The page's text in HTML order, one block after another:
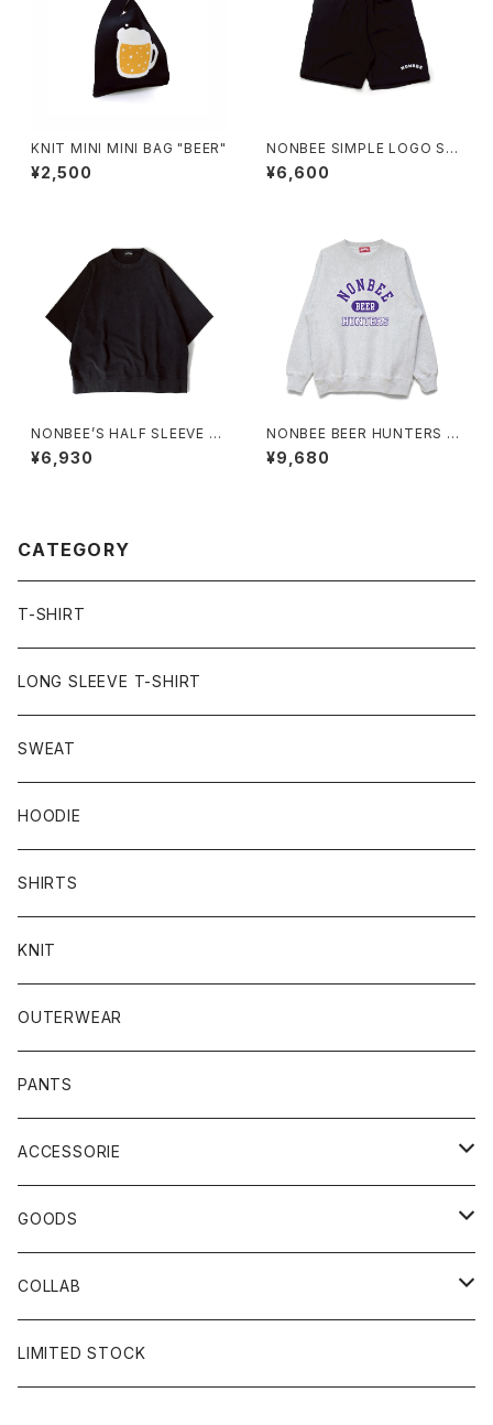
KNIT MINI MINI BAG "BEER"
¥2,500
NONBEE SIMPLE LOGO SW
¥6,600
NONBEE’S HALF SLEEVE “S
WEATee” pigment-black
¥6,930
NONBEE BEER HUNTERS S
WEAT ash-gray/purple
¥9,680
CATEGORY
T-SHIRT
LONG SLEEVE T-SHIRT
SWEAT
HOODIE
SHIRTS
KNIT
OUTERWEAR
PANTS
ACCESSORIE
CAP
BUCKET HAT
SOCKS
GOODS
STICKER
GLASS
COLLAB
×岩井ジョニ男
LIMITED STOCK